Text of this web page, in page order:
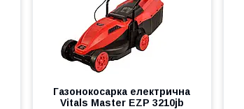
Газонокосарка електрична
Vitals Master EZP 3210jb